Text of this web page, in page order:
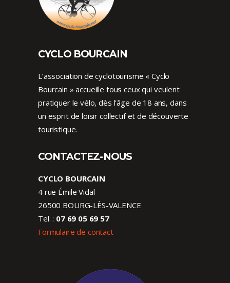
CYCLO BOURCAIN
L’association de cyclotourisme « Cyclo
Bourcain » accueille tous ceux qui veulent
pratiquer le vélo, dès l’âge de 18 ans, dans
un esprit de loisir collectif et de découverte
touristique.
CONTACTEZ-NOUS
CYCLO BOURCAIN
4 rue Émile Vidal
26500 BOURG-LÈS-VALENCE
Tel. : 07 69 05 69 57
Formulaire de contact